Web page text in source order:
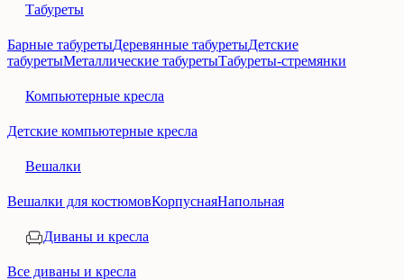
Табуреты
Барные табуретыДеревянные табуретыДетские
табуретыМеталлические табуретыТабуреты-стремянки
Компьютерные кресла
Детские компьютерные кресла
Вешалки
Вешалки для костюмовКорпуснаяНапольная
Диваны и кресла
Все диваны и кресла